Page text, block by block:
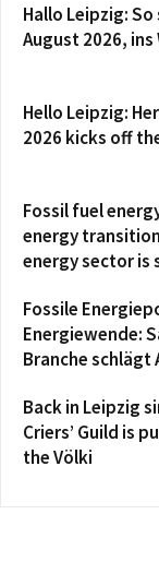
Hallo Leipzig:
August 2026,
Hello Leipzig:
2026 kicks off
Fossil fuel
energy
energy sector is
Fossile
Energiewende:
Branche schlägt
Back in Leipzig
Criers’ Guild is
the Völki